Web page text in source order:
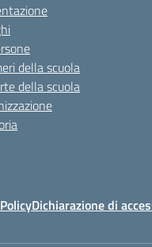
della scuola
della scuola
Dichiarazione di